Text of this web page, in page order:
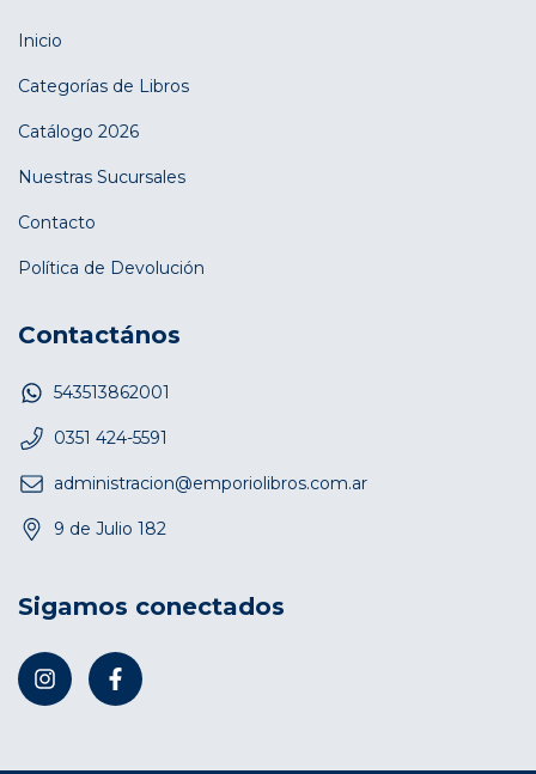
Inicio
Categorías de Libros
Catálogo 2026
Nuestras Sucursales
Contacto
Política de Devolución
Contactános
543513862001
0351 424-5591
administracion@emporiolibros.com.ar
9 de Julio 182
Sigamos conectados